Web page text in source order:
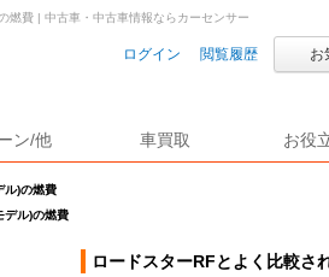
ログイン 閲覧履歴 お
ン/他 車買取 お役
ル)の燃費
デル)の燃費
燃費 | 中古車・中古車情報ならカーセンサー
ロードスターRFとよく比較さ